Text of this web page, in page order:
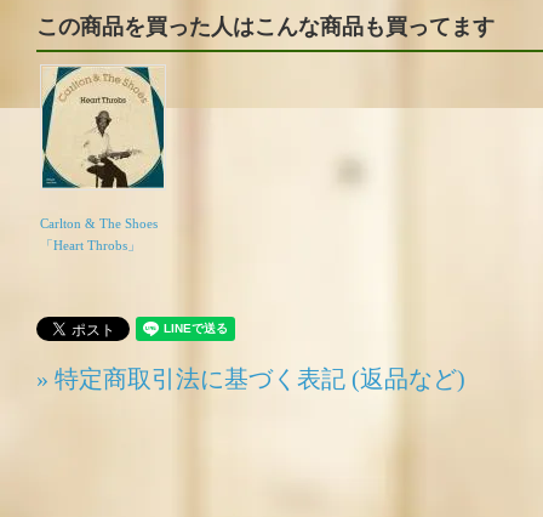
この商品を買った人はこんな商品も買ってます
Carlton & The Shoes
「Heart Throbs」
» 特定商取引法に基づく表記 (返品など)